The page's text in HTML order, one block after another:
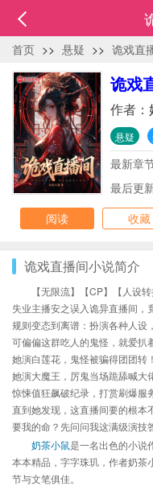
首页 >> 悬疑 >> 诡戏直
诡戏
作者：
悬疑
最新章
生的纸
最后更
阅读
收藏
诡戏直播间小说简介
【无限流】【CP】【人设转
失业主播安之误入诡异直播间，
规则变态到离谱：扮演各种人设
可偏偏这群吃人的鬼怪，就爱扒
她演白莲花，鬼怪被骗得团团转！
她演大魔王，厉鬼当场跪舔喊大
惊悚值狂飙破纪录，打赏刷爆服
直到她发现，这直播间要的根本
要我的命？先问问我这满级演技
奶茶小鼠是一名出色的小说
本本精品，字字珠玑，作者奶茶
节与文笔俱佳。